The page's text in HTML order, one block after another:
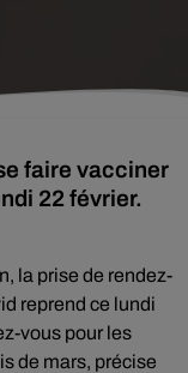
faire vacciner
22 février.
la prise de rendez-
reprend ce lundi
vous pour les
de mars, précise